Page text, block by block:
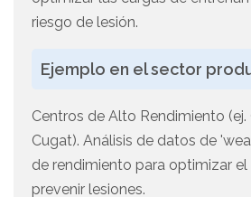
riesgo de lesión.
Ejemplo en el sector
Centros de Alto Rendimiento (ej.
Cugat). Análisis de datos de
de rendimiento para optimizar
prevenir lesiones.